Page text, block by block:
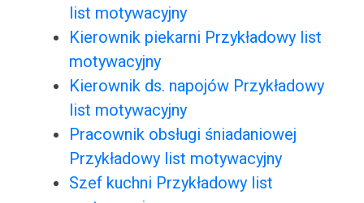
list motywacyjny
Kierownik piekarni Przykładowy list
motywacyjny
Kierownik ds. napojów Przykładowy
list motywacyjny
Pracownik obsługi śniadaniowej
Przykładowy list motywacyjny
Szef kuchni Przykładowy list